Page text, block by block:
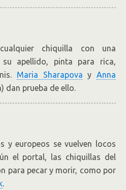
chiquilla con una
su apellido, pinta para rica,
Maria Sharapova yAnna
dan prueba de ello.
y europeos se vuelven locos
el portal, las chiquillas del
para pecar y morir, como por
.